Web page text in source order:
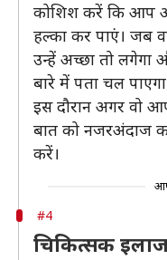
कोशिश करें कि आप
हल्का कर पाएं। जब
उन्हें अच्छा तो
बारे में पता चल
इस दौरान अगर वो
बात को नजरअंदाज
करें।
#4
चिकित्सक